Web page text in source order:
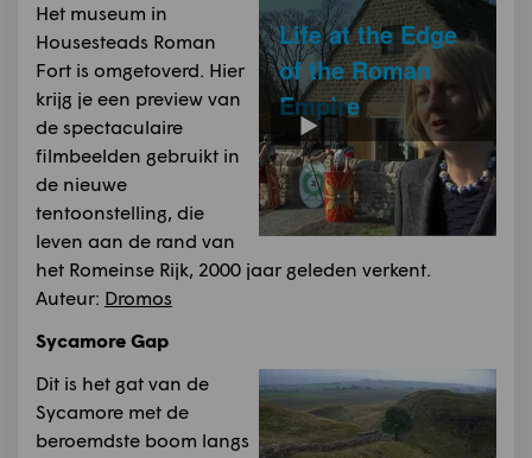
Life at the Edge
of the Roman
Empire
Het museum in
Housesteads Roman
Fort is omgetoverd. Hier
krijg je een preview van
de spectaculaire
filmbeelden gebruikt in
de nieuwe
tentoonstelling, die
leven aan de rand van
het Romeinse Rijk, 2000 jaar geleden verkent.
Auteur: Dromos
Sycamore Gap
Dit is het gat van de
Sycamore met de
beroemdste boom langs